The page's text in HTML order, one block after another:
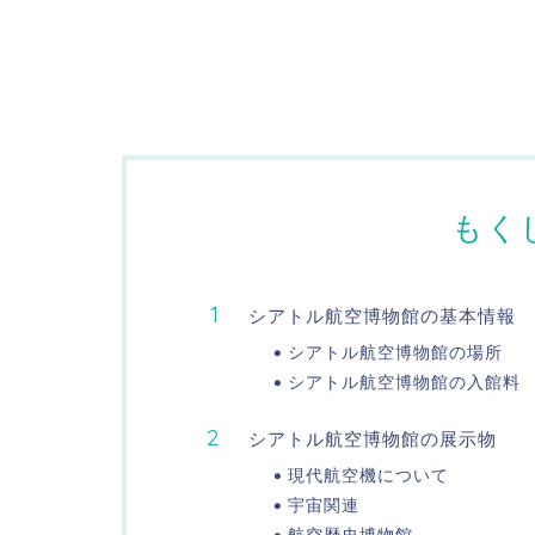
もく
シアトル航空博物館の基本情報
シアトル航空博物館の場所
シアトル航空博物館の入館料
シアトル航空博物館の展示物
現代航空機について
宇宙関連